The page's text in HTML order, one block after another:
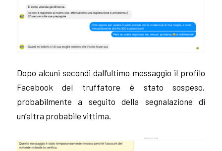
Dopo alcuni secondi dall’ultimo messaggio il profilo
Facebook del truffatore è stato sospeso,
probabilmente a seguito della segnalazione di
un’altra probabile vittima.